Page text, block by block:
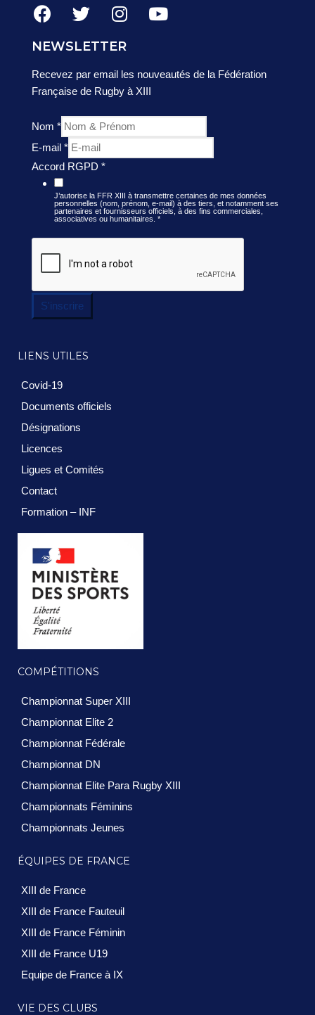
NEWSLETTER
Recevez par email les nouveautés de la Fédération
Française de Rugby à XIII
Nom *
E-mail *
Accord RGPD *
J’autorise la FFR XIII à transmettre certaines de mes données
personnelles (nom, prénom, e-mail) à des tiers, et notamment ses
partenaires et fournisseurs officiels, à des fins commerciales,
associatives ou humanitaires. *
S'inscrire
LIENS UTILES
Covid-19
Documents officiels
Désignations
Licences
Ligues et Comités
Contact
Formation – INF
COMPÉTITIONS
Championnat Super XIII
Championnat Elite 2
Championnat Fédérale
Championnat DN
Championnat Elite Para Rugby XIII
Championnats Féminins
Championnats Jeunes
ÉQUIPES DE FRANCE
XIII de France
XIII de France Fauteuil
XIII de France Féminin
XIII de France U19
Equipe de France à IX
VIE DES CLUBS